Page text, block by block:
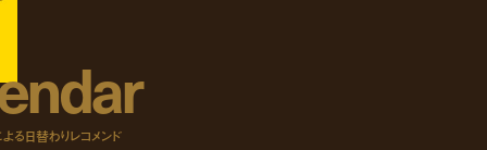
ndar
る日替わりレコメンド